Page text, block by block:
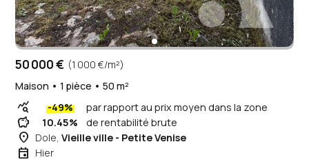
50 000 € (1 000 €/m²)
Maison • 1 pièce • 50 m²
query_stats -49% par rapport au prix moyen dans la zone
savings 10.45% de rentabilité brute
place Dole,Vieille ville - Petite Venise
event Hier